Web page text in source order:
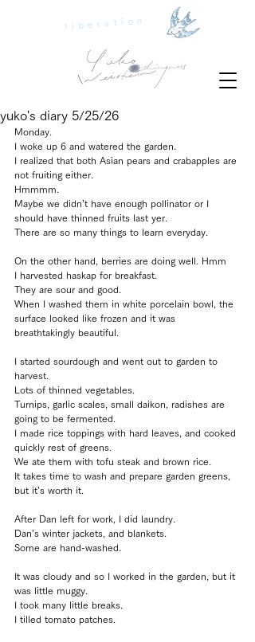
liberation
yuko's diary 5/25/26
Monday.
I woke up 6 and watered the garden.
I realized that both Asian pears and crabapples are
not fruiting either.
Hmmmm.
Maybe we didn’t have enough pollinator or I
should have thinned fruits last yer.
There are so many things to learn everyday.
On the other hand, berries are doing well. Hmm
I harvested haskap for breakfast.
They are sour and good.
When I washed them in white porcelain bowl, the
surface looked like frozen and it was
breathtakingly beautiful.
I started sourdough and went out to garden to
harvest.
Lots of thinned vegetables.
Turnips, garlic scales, small daikon, radishes are
going to be fermented.
I made rice toppings with hard leaves, and cooked
quickly rest of greens.
We ate them with tofu steak and brown rice.
It takes time to wash and prepare garden greens,
but it’s worth it.
After Dan left for work, I did laundry.
Dan’s winter jackets, and blankets.
Some are hand-washed.
It was cloudy and so I worked in the garden, but it
was little muggy.
I took many little breaks.
I tilled tomato patches.